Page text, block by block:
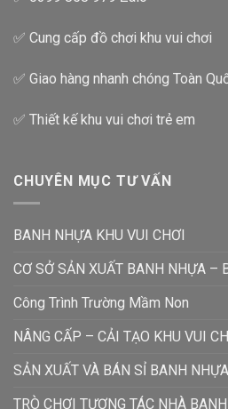
✅ Cung cấp đồ chơi khu vui chơi
✅ Giao hàng nhanh chóng Toàn
✅ Thiết kế khu vui chơi trẻ em
CHUYÊN MỤC TƯ VẤN
BANH NHỰA KHU VUI CHƠI
CƠ SỞ SẢN XUẤT BANH NHỰA –
Công Trình Trường Mầm Non
NÂNG CẤP – CẢI TẠO KHU VUI
SẢN XUẤT VÀ BÁN SỈ BANH
TRÒ CHƠI TƯƠNG TÁC NHÀ BANH